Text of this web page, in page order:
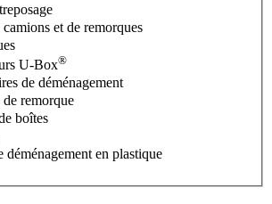
camions et de remorques
U-Box®
de déménagement
de remorque
boîtes
déménagement en plastique